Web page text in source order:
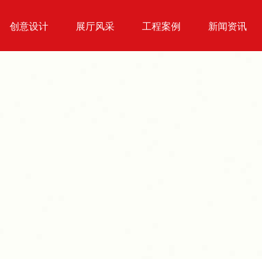
创意设计 展厅风采 工程案例 新闻资讯